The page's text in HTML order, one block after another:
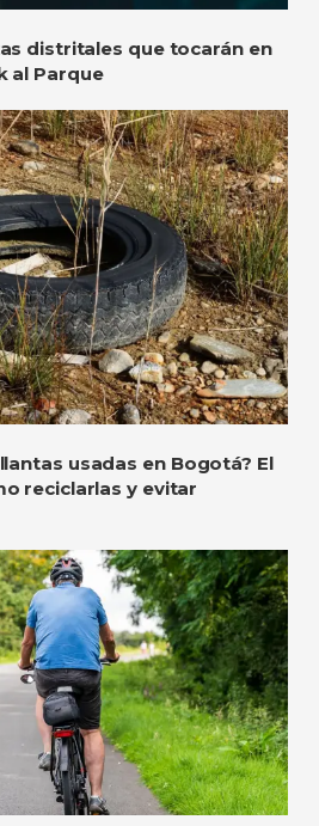
distritales que tocarán en
al Parque
usadas en Bogotá? El
reciclarlas y evitar